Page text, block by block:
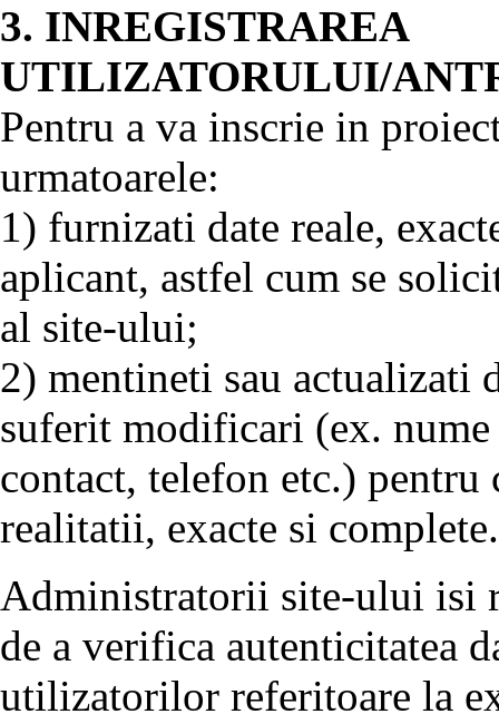
3. INREGISTRAREA
UTILIZATORULUI/
Pentru a va inscrie in
urmatoarele:
1) furnizati date reale,
aplicant, astfel cum se
al site-ului;
2) mentineti sau actualizati
suferit modificari (ex. nume
contact, telefon etc.) pentru
realitatii, exacte si complete.
Administratorii site-ului isi
de a verifica autenticitatea
utilizatorilor referitoare la